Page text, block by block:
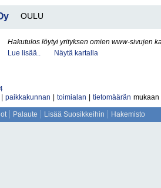
OULU
Hakutulos löytyi yrityksen omien www-sivujen
Lue lisää..
Näytä kartalla
paikkakunnan toimialan tietomäärän mukaan
Palaute Lisää Suosikkeihin Hakemisto